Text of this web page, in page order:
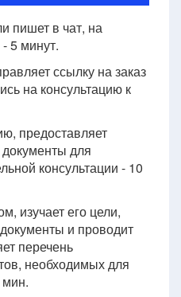
пишет в чат, на
минут.
ссылку на заказ
на консультацию к
предоставляет
для
консультации - 10
изучает его цели,
и проводит
перечень
необходимых для
мин.